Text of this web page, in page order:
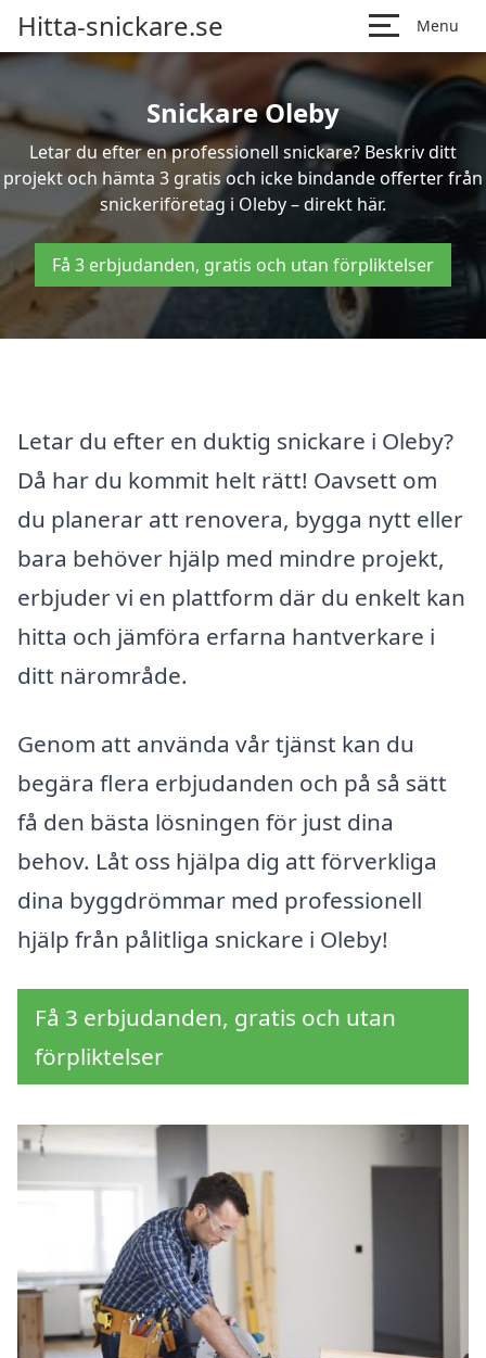
Hitta-snickare.se Menu
Snickare Oleby
Letar du efter en professionell snickare? Beskriv ditt
projekt och hämta 3 gratis och icke bindande offerter från
snickeriföretag i Oleby – direkt här.
Få 3 erbjudanden, gratis och utan förpliktelser
Letar du efter en duktig snickare i Oleby?
Då har du kommit helt rätt! Oavsett om
du planerar att renovera, bygga nytt eller
bara behöver hjälp med mindre projekt,
erbjuder vi en plattform där du enkelt kan
hitta och jämföra erfarna hantverkare i
ditt närområde.
Genom att använda vår tjänst kan du
begära flera erbjudanden och på så sätt
få den bästa lösningen för just dina
behov. Låt oss hjälpa dig att förverkliga
dina byggdrömmar med professionell
hjälp från pålitliga snickare i Oleby!
Få 3 erbjudanden, gratis och utan
förpliktelser